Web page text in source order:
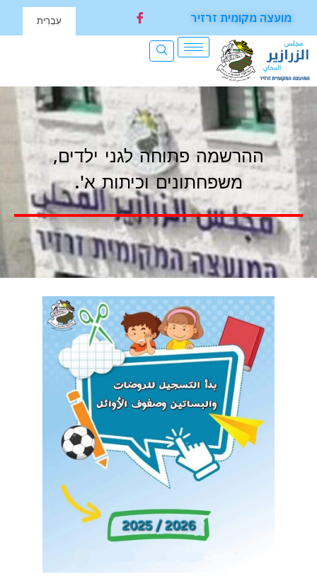
מועצה מקומית זרזיר עִבְרִית
ההרשמה פתוחה לגני ילדים,
משפחתונים וכיתות א'.